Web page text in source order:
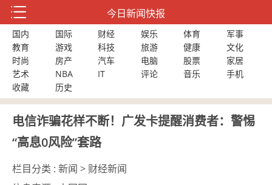
今日新闻快报
国内 国际 财经 娱乐 体育
军事
教育
游戏 科技 旅游 健康
文化
时尚
房产 汽车 电脑 股票
家居
艺术
NBA IT 评论 音乐
手机
收藏
历史
电信诈骗花样不断！广发卡提醒消费者：警惕
“高息0风险”套路
栏目分类 : 新闻 > 财经新闻